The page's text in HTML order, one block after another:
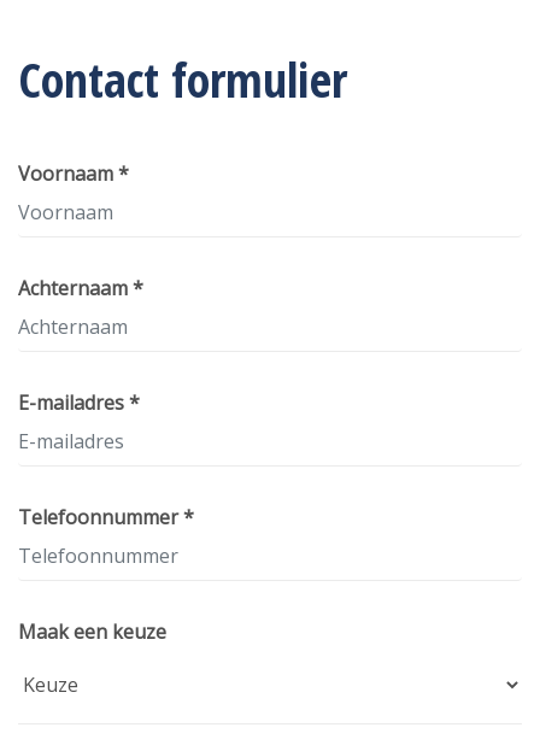
Contact formulier
Voornaam *
Achternaam *
E-mailadres *
Telefoonnummer *
Maak een keuze